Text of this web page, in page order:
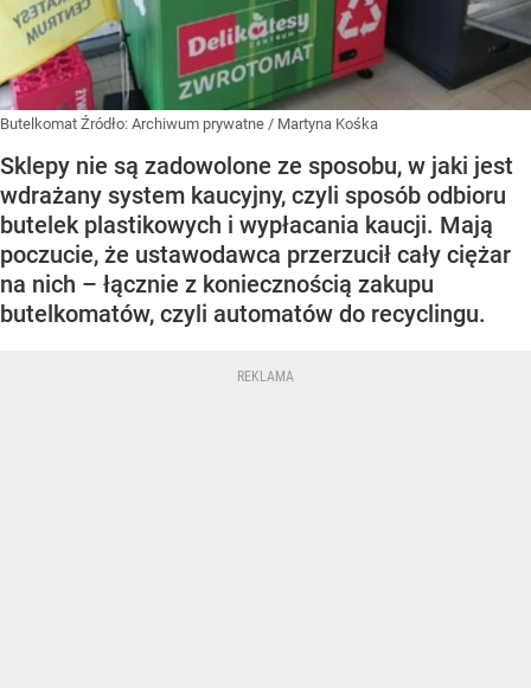
Butelkomat Źródło: Archiwum prywatne / Martyna Kośka
Sklepy nie są zadowolone ze sposobu, w jaki jest
wdrażany system kaucyjny, czyli sposób odbioru
butelek plastikowych i wypłacania kaucji. Mają
poczucie, że ustawodawca przerzucił cały ciężar
na nich – łącznie z koniecznością zakupu
butelkomatów, czyli automatów do recyclingu.